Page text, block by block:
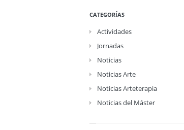
CATEGORÍAS
Actividades
Jornadas
Noticias
Noticias Arte
Noticias Arteterapia
Noticias del Máster